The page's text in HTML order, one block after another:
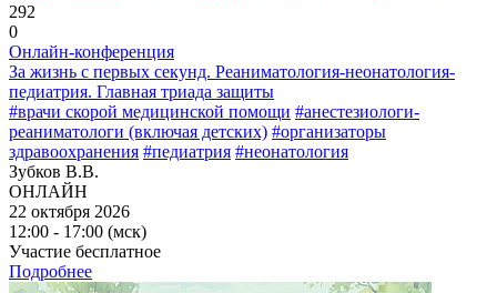
292
0
Онлайн-конференция
За жизнь с первых секунд. Реаниматология-неонатология-
педиатрия. Главная триада защиты
#врачи скорой медицинской помощи #анестезиологи-
реаниматологи (включая детских) #организаторы
здравоохранения #педиатрия #неонатология
Зубков В.В.
ОНЛАЙН
22 октября 2026
12:00 - 17:00 (мск)
Участие бесплатное
Подробнее